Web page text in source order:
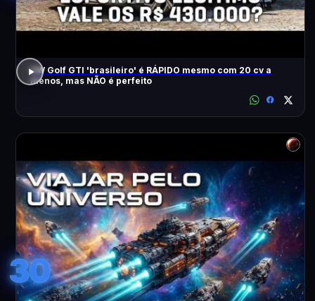
VW Golf GTI 'brasileiro' é RÁPIDO mesmo com 20 cv a
menos, mas NÃO é perfeito
30